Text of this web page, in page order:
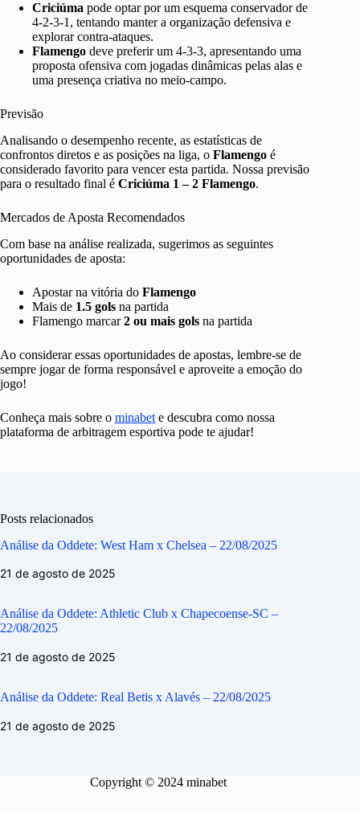
Criciúma pode optar por um esquema conservador de
4-2-3-1, tentando manter a organização defensiva e
explorar contra-ataques.
Flamengo deve preferir um 4-3-3, apresentando uma
proposta ofensiva com jogadas dinâmicas pelas alas e
uma presença criativa no meio-campo.
Previsão
Analisando o desempenho recente, as estatísticas de
confrontos diretos e as posições na liga, o Flamengo é
considerado favorito para vencer esta partida. Nossa previsão
para o resultado final é Criciúma 1 – 2 Flamengo.
Mercados de Aposta Recomendados
Com base na análise realizada, sugerimos as seguintes
oportunidades de aposta:
Apostar na vitória do Flamengo
Mais de 1.5 gols na partida
Flamengo marcar2 ou mais gols na partida
Ao considerar essas oportunidades de apostas, lembre-se de
sempre jogar de forma responsável e aproveite a emoção do
jogo!
Conheça mais sobre o minabet e descubra como nossa
plataforma de arbitragem esportiva pode te ajudar!
Posts relacionados
Análise da Oddete: West Ham x Chelsea – 22/08/2025
21 de agosto de 2025
Análise da Oddete: Athletic Club x Chapecoense-SC –
22/08/2025
21 de agosto de 2025
Análise da Oddete: Real Betis x Alavés – 22/08/2025
21 de agosto de 2025
Copyright © 2024 minabet